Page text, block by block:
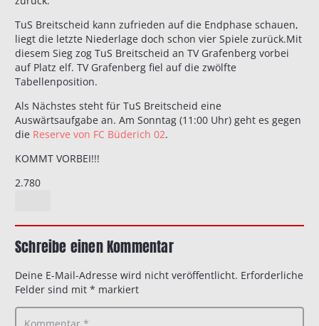
TuS Breitscheid kann zufrieden auf die Endphase schauen,
liegt die letzte Niederlage doch schon vier Spiele zurück.Mit
diesem Sieg zog TuS Breitscheid an TV Grafenberg vorbei
auf Platz elf. TV Grafenberg fiel auf die zwölfte
Tabellenposition.
Als Nächstes steht für TuS Breitscheid eine
Auswärtsaufgabe an. Am Sonntag (11:00 Uhr) geht es gegen
die Reserve von FC Büderich 02.
KOMMT VORBEI!!!
2.780
Schreibe einen Kommentar
Deine E-Mail-Adresse wird nicht veröffentlicht. Erforderliche
Felder sind mit * markiert